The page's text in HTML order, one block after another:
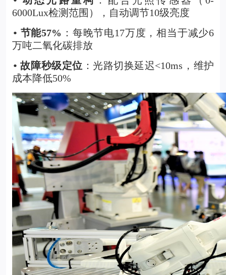
6000Lux检测范围），自动调节10级亮度
• 节能57% ：每晚节电17万度，相当于减少6
万吨二氧化碳排放
• 故障秒级定位 ：光路切换延迟<10ms，维护
成本降低50%